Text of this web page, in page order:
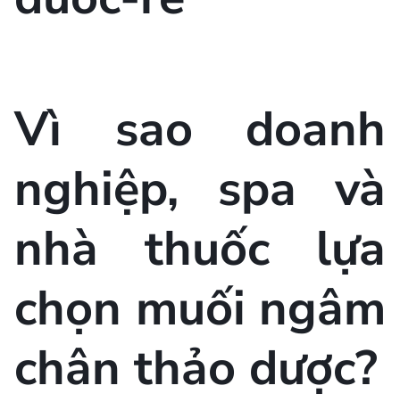
Vì sao doanh
nghiệp, spa và
nhà thuốc lựa
chọn muối ngâm
chân thảo dược?